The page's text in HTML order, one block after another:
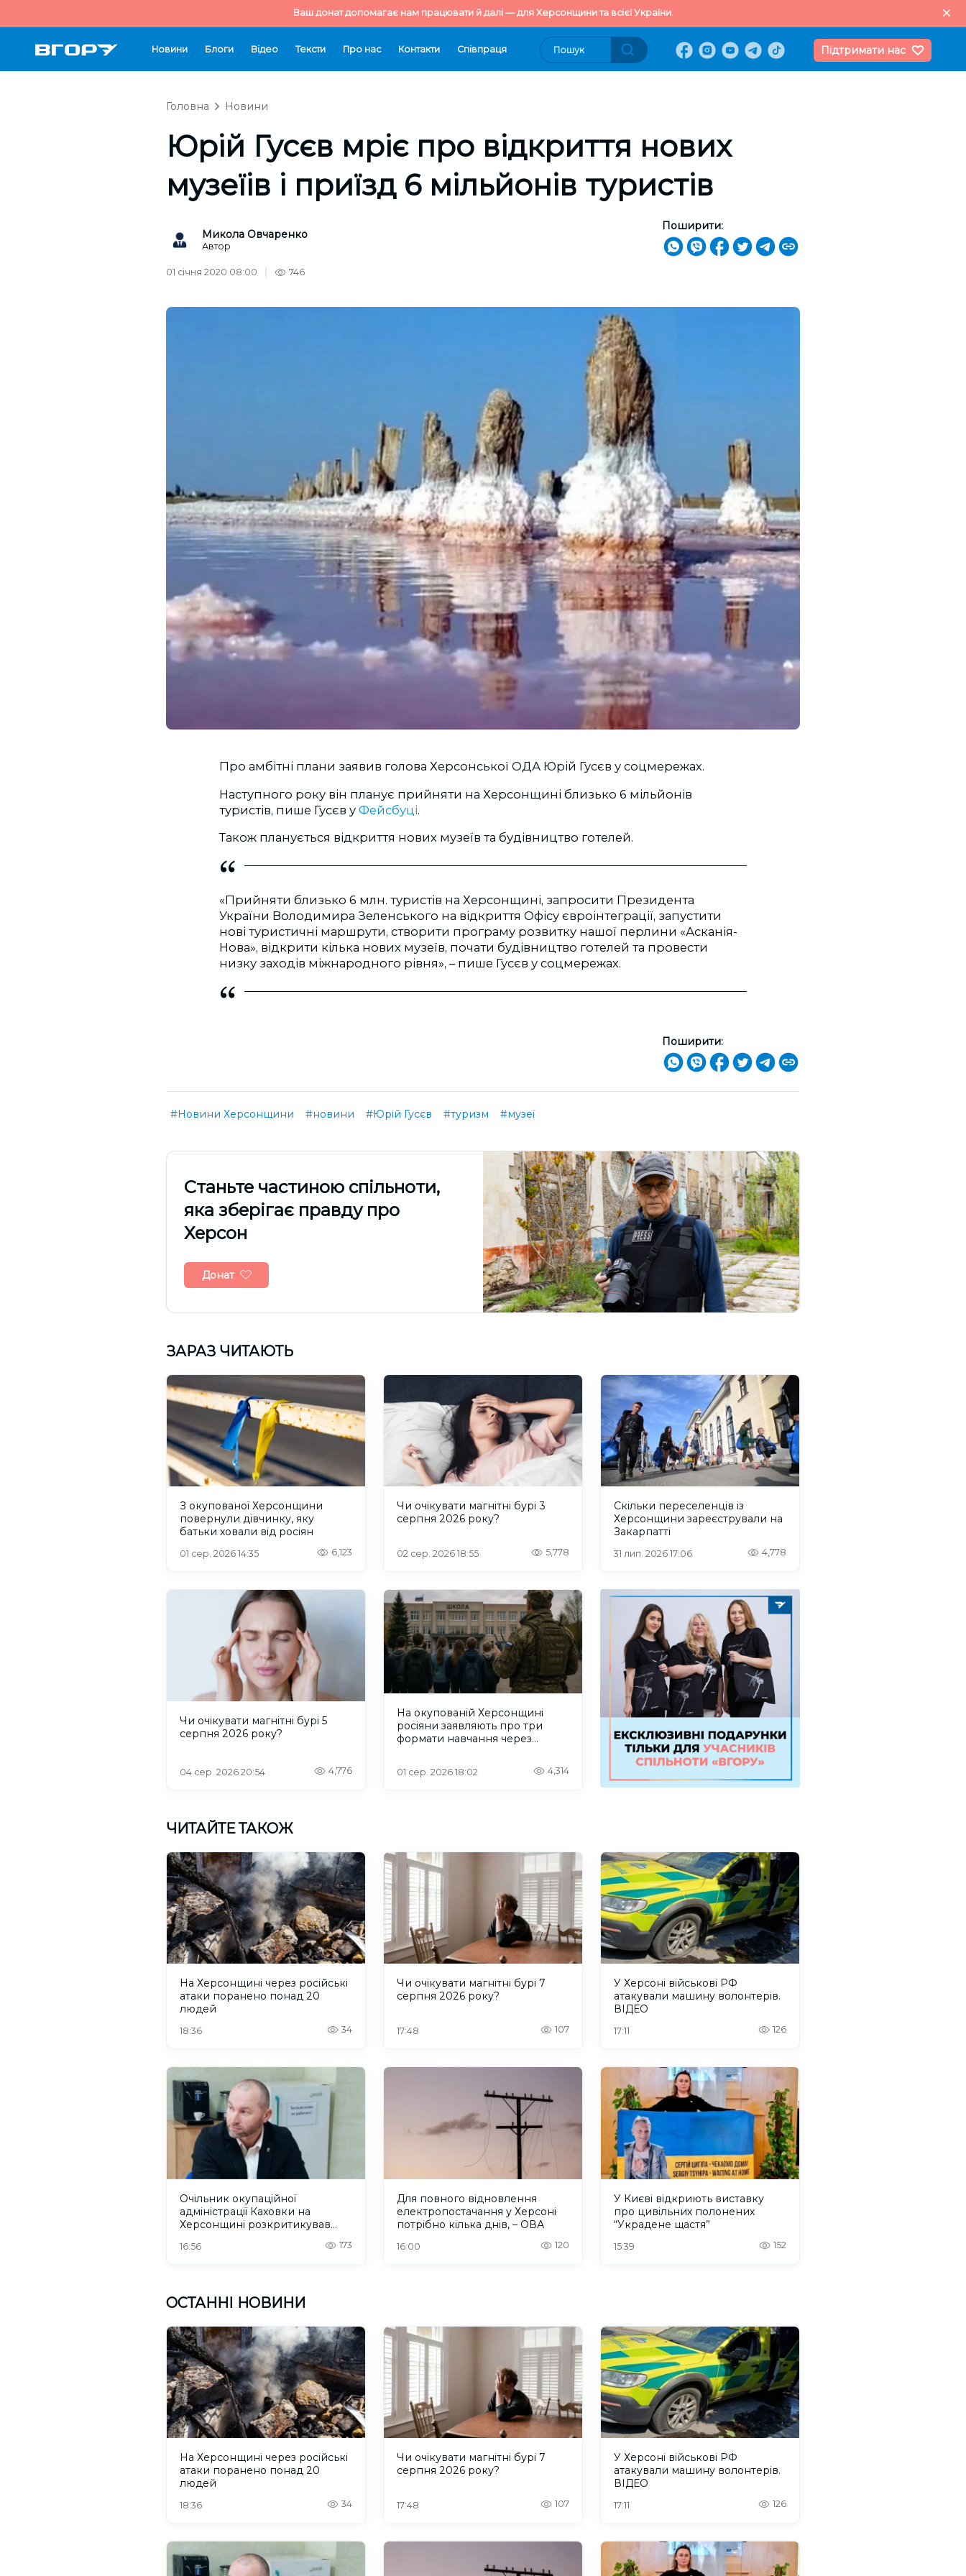
Ваш донат допомагає нам працювати й далі — для Херсонщини та всієї України.
Новини Блоги Відео Тексти Про нас Контакти Cпівпраця Підтримати нас
Головна Новини
Юрій Гусєв мріє про відкриття нових
музеїів і приїзд 6 мільйонів туристів
Микола Овчаренко
Автор
Поширити:
01 січня 2020 08:00 746
Про амбітні плани заявив голова Херсонської ОДА Юрій Гусєв у соцмережах.
Наступного року він планує прийняти на Херсонщині близько 6 мільйонів
туристів, пише Гусєв у Фейсбуці.
Також планується відкриття нових музеїв та будівництво готелей.
«Прийняти близько 6 млн. туристів на Херсонщині, запросити Президента
України Володимира Зеленського на відкриття Офісу євроінтеграції, запустити
нові туристичні маршрути, створити програму розвитку нашої перлини «Асканія-
Нова», відкрити кілька нових музеїв, почати будівництво готелей та провести
низку заходів міжнародного рівня», – пише Гусєв у соцмережах.
Поширити:
#Новини Херсонщини #новини #Юрій Гусєв #туризм #музеї
Cтаньте частиною спільноти,
яка зберігає правду про
Херсон
Донат
ЗАРАЗ ЧИТАЮТЬ
З окупованої Херсонщини
повернули дівчинку, яку
батьки ховали від росіян
01 сер. 2026 14:35 6,123
Чи очікувати магнітні бурі 3
серпня 2026 року?
02 сер. 2026 18:55 5,778
Скільки переселенців із
Херсонщини зареєстрували на
Закарпатті
31 лип. 2026 17:06 4,778
Чи очікувати магнітні бурі 5
серпня 2026 року?
04 сер. 2026 20:54 4,776
На окупованій Херсонщині
росіяни заявляють про три
формати навчання через
01 сер. 2026 18:02 4,314
ЧИТАЙТЕ ТАКОЖ
На Херсонщині через російські
атаки поранено понад 20
людей
18:36 34
Чи очікувати магнітні бурі 7
серпня 2026 року?
17:48 107
У Херсоні військові РФ
атакували машину волонтерів.
ВІДЕО
17:11 126
Очільник окупаційної
адміністрації Каховки на
Херсонщині розкритикував
територій
16:56 173
Для повного відновлення
електропостачання у Херсоні
потрібно кілька днів, – ОВА
16:00 120
У Києві відкриють виставку
про цивільних полонених
“Украдене щастя”
15:39 152
ОСТАННІ НОВИНИ
На Херсонщині через російські
атаки поранено понад 20
людей
18:36 34
Чи очікувати магнітні бурі 7
серпня 2026 року?
17:48 107
У Херсоні військові РФ
атакували машину волонтерів.
ВІДЕО
17:11 126